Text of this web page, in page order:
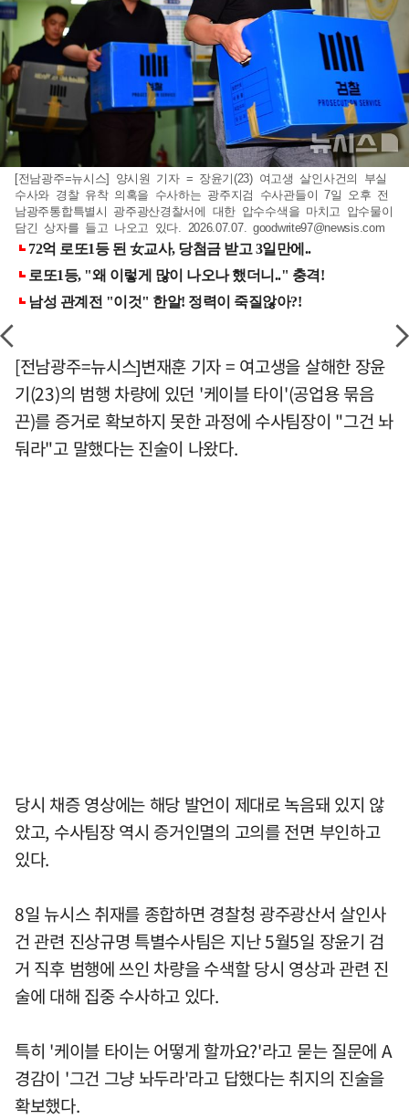
[전남광주=뉴시스] 양시원 기자 = 장윤기(23) 여고생 살인사건의 부실
수사와 경찰 유착 의혹을 수사하는 광주지검 수사관들이 7일 오후 전
남광주통합특별시 광주광산경찰서에 대한 압수수색을 마치고 압수물이
담긴 상자를 들고 나오고 있다. 2026.07.07. goodwrite97@newsis.com
[전남광주=뉴시스]변재훈 기자 = 여고생을 살해한 장윤
기(23)의 범행 차량에 있던 '케이블 타이'(공업용 묶음
끈)를 증거로 확보하지 못한 과정에 수사팀장이 "그건 놔
둬라"고 말했다는 진술이 나왔다.
당시 채증 영상에는 해당 발언이 제대로 녹음돼 있지 않
았고, 수사팀장 역시 증거인멸의 고의를 전면 부인하고
있다.
8일 뉴시스 취재를 종합하면 경찰청 광주광산서 살인사
건 관련 진상규명 특별수사팀은 지난 5월5일 장윤기 검
거 직후 범행에 쓰인 차량을 수색할 당시 영상과 관련 진
술에 대해 집중 수사하고 있다.
특히 '케이블 타이는 어떻게 할까요?'라고 묻는 질문에 A
경감이 '그건 그냥 놔두라'라고 답했다는 취지의 진술을
확보했다.